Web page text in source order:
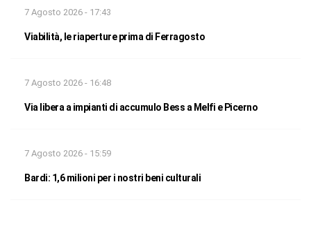
7 Agosto 2026 - 17:43
Viabilità, le riaperture prima di Ferragosto
7 Agosto 2026 - 16:48
Via libera a impianti di accumulo Bess a Melfi e Picerno
7 Agosto 2026 - 15:59
Bardi: 1,6 milioni per i nostri beni culturali